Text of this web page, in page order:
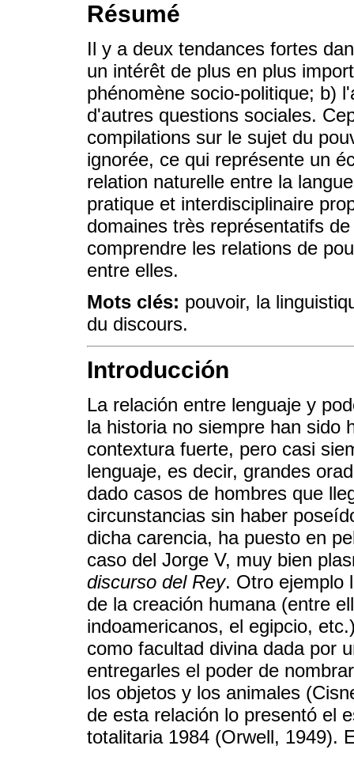
Résumé
Il y a deux tendances fortes
un intérêt de plus en plus
phénomène socio-politique; b)
d'autres questions sociales.
compilations sur le sujet du
ignorée, ce qui représente un
relation naturelle entre la
pratique et interdisciplinaire
domaines très représentatifs
comprendre les relations de
entre elles.
Mots clés: pouvoir, la
du discours.
Introducción
La relación entre lenguaje y
la historia no siempre han sido
contextura fuerte, pero casi
lenguaje, es decir, grandes
dado casos de hombres que
circunstancias sin haber
dicha carencia, ha puesto en
caso del Jorge V, muy bien
discurso del Rey. Otro ejemplo
de la creación humana (entre
indoamericanos, el egipcio,
como facultad divina dada por
entregarles el poder de
los objetos y los animales
de esta relación lo presentó el
totalitaria 1984 (Orwell, 1949).